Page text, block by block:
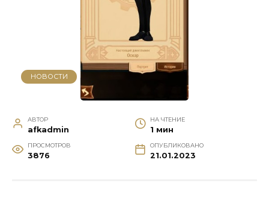
НОВОСТИ
АВТОР
afkadmin
НА ЧТЕНИЕ
1 мин
ПРОСМОТРОВ
3876
ОПУБЛИКОВАНО
21.01.2023